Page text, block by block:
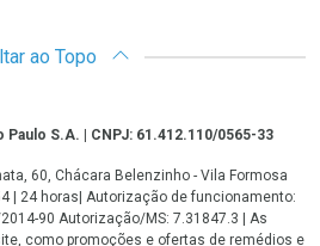
ao Topo
Paulo S.A. | CNPJ: 61.412.110/0565-33
60, Chácara Belenzinho - Vila Formosa
| 24 horas| Autorização de funcionamento:
90 Autorização/MS: 7.31847.3 | As
como promoções e ofertas de remédios e